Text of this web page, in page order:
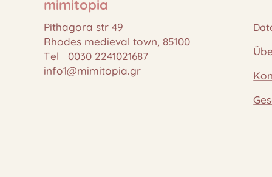
mimitopia
Pithagora str 49
Rhodes medieval town, 85100
Tel 0030 2241021687
info1@mimitopia.gr